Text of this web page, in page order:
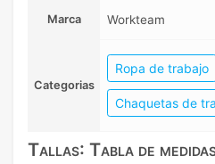
Marca Workteam
Categorias
Ropa de trabajo
Chaquetas de
Tallas: Tabla de